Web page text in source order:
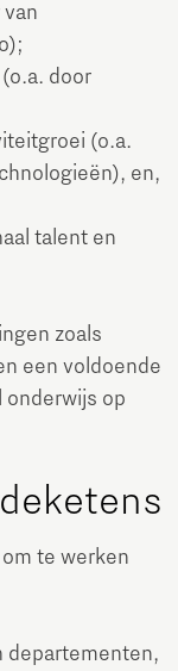
door
(o.a.
en,
talent en
zoals
een voldoende
onderwijs op
te werken
departementen,